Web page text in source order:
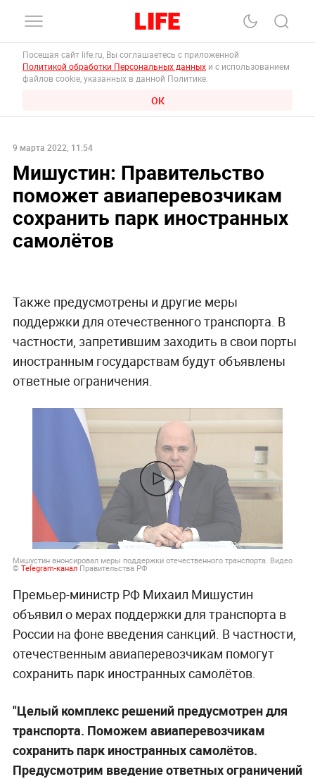
Посещая сайт life.ru, Вы соглашаетесь с приложенной
Политикой обработки Персональных данных и с использованием
файлов cookie, указанных в данной Политике.
ОК
9 марта 2022, 11:54
Мишустин: Правительство
поможет авиаперевозчикам
сохранить парк иностранных
самолётов
Также предусмотрены и другие меры
поддержки для отечественного транспорта. В
частности, запретившим заходить в свои порты
иностранным государствам будут объявлены
ответные ограничения.
Мишустин анонсировал меры поддержки отечественного транспорта. Видео
© Telegram-каналПравительства РФ
Премьер-министр РФ Михаил Мишустин
объявил о мерах поддержки для транспорта в
России на фоне введения санкций. В частности,
отечественным авиаперевозчикам помогут
сохранить парк иностранных самолётов.
"Целый комплекс решений предусмотрен для
транспорта. Поможем авиаперевозчикам
сохранить парк иностранных самолётов.
Предусмотрим введение ответных ограничений